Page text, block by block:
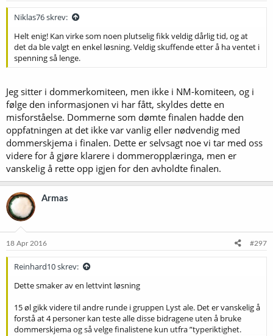
Niklas76 skrev:
Helt enig! Kan virke som noen plutselig fikk veldig dårlig tid, og at
det da ble valgt en enkel løsning. Veldig skuffende etter å ha ventet i
spenning så lenge.
Jeg sitter i dommerkomiteen, men ikke i NM-komiteen, og i
følge den informasjonen vi har fått, skyldes dette en
misforståelse. Dommerne som dømte finalen hadde den
oppfatningen at det ikke var vanlig eller nødvendig med
dommerskjema i finalen. Dette er selvsagt noe vi tar med oss
videre for å gjøre klarere i dommeropplæringa, men er
vanskelig å rette opp igjen for den avholdte finalen.
Armas
18 Apr 2016 #297
Reinhard10 skrev:
Dette smaker av en lettvint løsning
15 øl gikk videre til andre runde i gruppen Lyst ale. Det er vanskelig å
forstå at 4 personer kan teste alle disse bidragene uten å bruke
dommerskjema og så velge finalistene kun utfra ”typeriktighet.